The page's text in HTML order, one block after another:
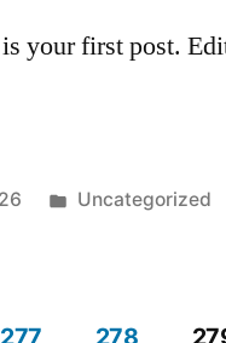
your first post.
Posted
Uncategorized
277 278